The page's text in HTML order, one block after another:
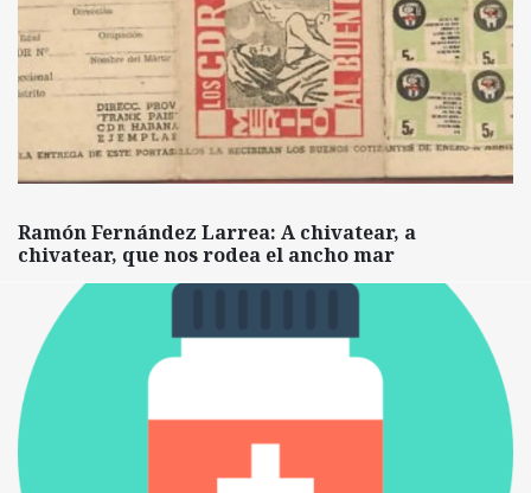
Ramón Fernández Larrea: A chivatear, a
chivatear, que nos rodea el ancho mar